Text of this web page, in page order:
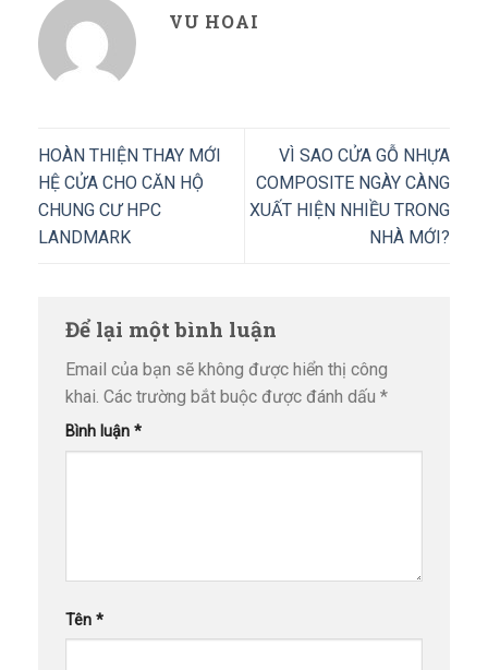
VU HOAI
HOÀN THIỆN THAY MỚI
HỆ CỬA CHO CĂN HỘ
CHUNG CƯ HPC
LANDMARK
VÌ SAO CỬA GỖ NHỰA
COMPOSITE NGÀY CÀNG
XUẤT HIỆN NHIỀU TRONG
NHÀ MỚI?
Để lại một bình luận
Email của bạn sẽ không được hiển thị công
khai. Các trường bắt buộc được đánh dấu *
Bình luận *
Tên *